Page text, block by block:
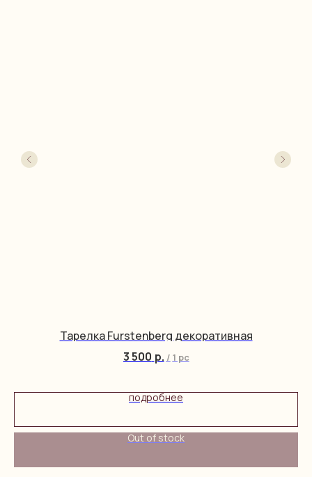
Тарелка Furstenberg декоративная
3 500 р. / 1 pc
подробнее
Out of stock